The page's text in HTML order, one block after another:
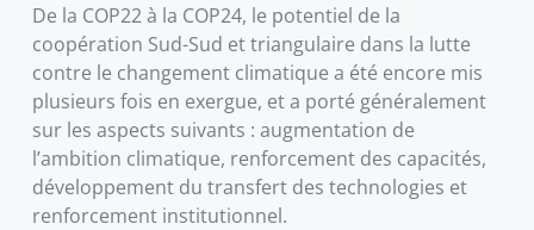
De la COP22 à la COP24, le potentiel de la
coopération Sud-Sud et triangulaire dans la lutte
contre le changement climatique a été encore mis
plusieurs fois en exergue, et a porté généralement
sur les aspects suivants : augmentation de
l’ambition climatique, renforcement des capacités,
développement du transfert des technologies et
renforcement institutionnel.